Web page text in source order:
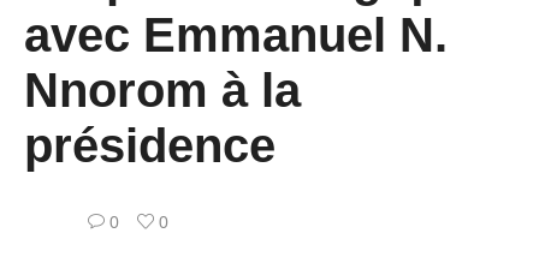
avec Emmanuel N.
Nnorom à la
présidence
0 0